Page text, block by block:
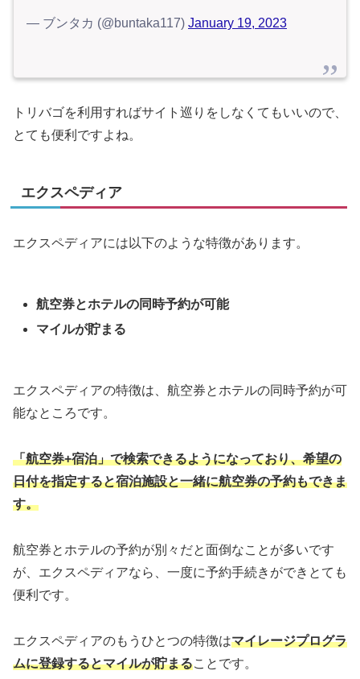
— ブンタカ (@buntaka117) January 19, 2023
トリバゴを利用すればサイト巡りをしなくてもいいので、
とても便利ですよね。
エクスペディア
エクスペディアには以下のような特徴があります。
航空券とホテルの同時予約が可能
マイルが貯まる
エクスペディアの特徴は、航空券とホテルの同時予約が可
能なところです。
「航空券+宿泊」で検索できるようになっており、希望の
日付を指定すると宿泊施設と一緒に航空券の予約もできま
す。
航空券とホテルの予約が別々だと面倒なことが多いです
が、エクスペディアなら、一度に予約手続きができとても
便利です。
エクスペディアのもうひとつの特徴はマイレージプログラ
ムに登録するとマイルが貯まることです。